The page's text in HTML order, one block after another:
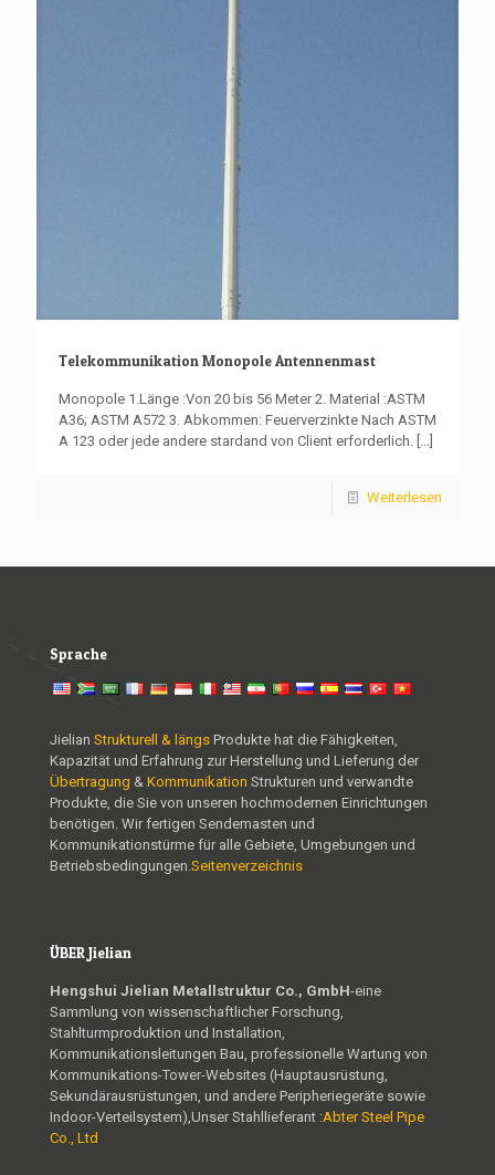
Telekommunikation Monopole Antennenmast
Monopole 1.Länge :Von 20 bis 56 Meter 2. Material :ASTM
A36; ASTM A572 3. Abkommen: Feuerverzinkte Nach ASTM
A 123 oder jede andere stardand von Client erforderlich. [...]
Weiterlesen
Sprache
Jielian Strukturell & längs Produkte hat die Fähigkeiten,
Kapazität und Erfahrung zur Herstellung und Lieferung der
Übertragung & Kommunikation Strukturen und verwandte
Produkte, die Sie von unseren hochmodernen Einrichtungen
benötigen. Wir fertigen Sendemasten und
Kommunikationstürme für alle Gebiete, Umgebungen und
Betriebsbedingungen.Seitenverzeichnis
ÜBER Jielian
Hengshui Jielian Metallstruktur Co., GmbH-eine
Sammlung von wissenschaftlicher Forschung,
Stahlturmproduktion und Installation,
Kommunikationsleitungen Bau, professionelle Wartung von
Kommunikations-Tower-Websites (Hauptausrüstung,
Sekundärausrüstungen, und andere Peripheriegeräte sowie
Indoor-Verteilsystem),Unser Stahllieferant :Abter Steel Pipe
Co., Ltd